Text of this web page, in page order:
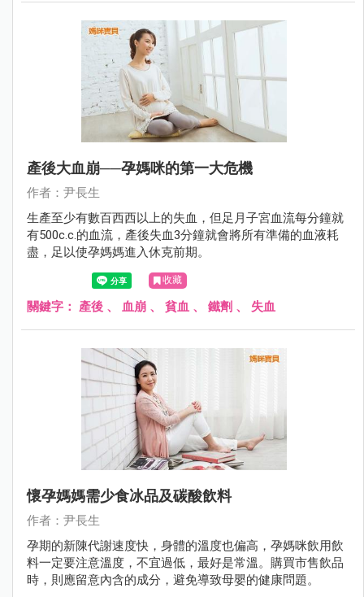
產後大血崩──孕媽咪的第一大危機
作者：尹長生
生產至少有數百西西以上的失血，但足月子宮血流每分鐘就
有500c.c.的血流，產後失血3分鐘就會將所有準備的血液耗
盡，足以使孕媽媽進入休克前期。
收藏
關鍵字： 產後 、 血崩 、 貧血 、 鐵劑 、 失血
懷孕媽媽需少食冰品及碳酸飲料
作者：尹長生
孕期的新陳代謝速度快，身體的溫度也偏高，孕媽咪飲用飲
料一定要注意溫度，不宜過低，最好是常溫。購買市售飲品
時，則應留意內含的成分，避免導致母嬰的健康問題。